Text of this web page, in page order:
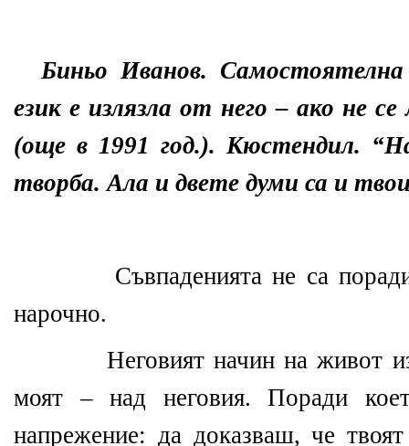
Биньо Иванов.
език е излязла от него – ако не
(още в 1991 год.). Кюстендил.
творба. Ала и двете думи са и
Съвпаденията не са
нарочно.
Неговият начин на живот
моят – над неговия. Поради
напрежение: да доказваш, че